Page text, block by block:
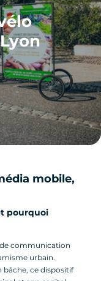
mobile,
pourquoi
communication
urbain.
ce dispositif